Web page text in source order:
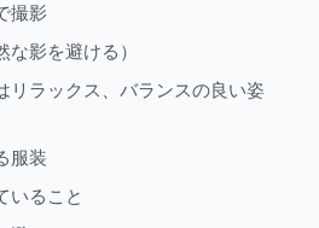
撮影
影を避ける）
リラックス、バランスの良い姿
服装
いること